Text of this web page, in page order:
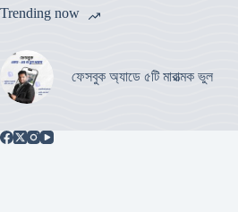
Trending now
ফেসবুক অ্যাডে ৫টি মারাত্মক ভুল